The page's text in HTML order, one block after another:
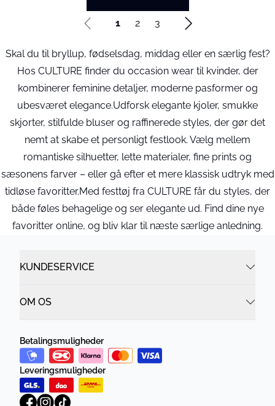
1 2 3
Skal du til bryllup, fødselsdag, middag eller en særlig fest?
Hos CULTURE finder du occasion wear til kvinder, der
kombinerer feminine detaljer, moderne pasformer og
ubesværet elegance.Udforsk elegante kjoler, smukke
skjorter, stilfulde bluser og raffinerede styles, der gør det
nemt at skabe et personligt festlook. Vælg mellem
romantiske silhuetter, lette materialer, fine prints og
sæsonens farver – eller gå efter et mere klassisk udtryk med
tidløse favoritter.Med festtøj fra CULTURE får du styles, der
både føles behagelige og ser elegante ud. Find dine nye
favoritter online, og bliv klar til næste særlige anledning.
KUNDESERVICE
OM OS
Betalingsmuligheder
Leveringsmuligheder